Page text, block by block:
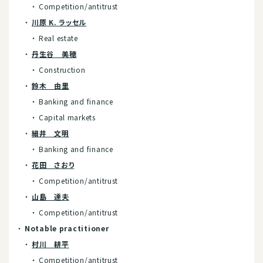
Competition/antitrust
川原 K. ラッセル
Real estate
丹生谷 美穂
Construction
鈴木 由里
Banking and finance
Capital markets
細井 文明
Banking and finance
花田 さおり
Competition/antitrust
山島 達夫
Competition/antitrust
Notable practitioner
村川 耕平
Competition/antitrust